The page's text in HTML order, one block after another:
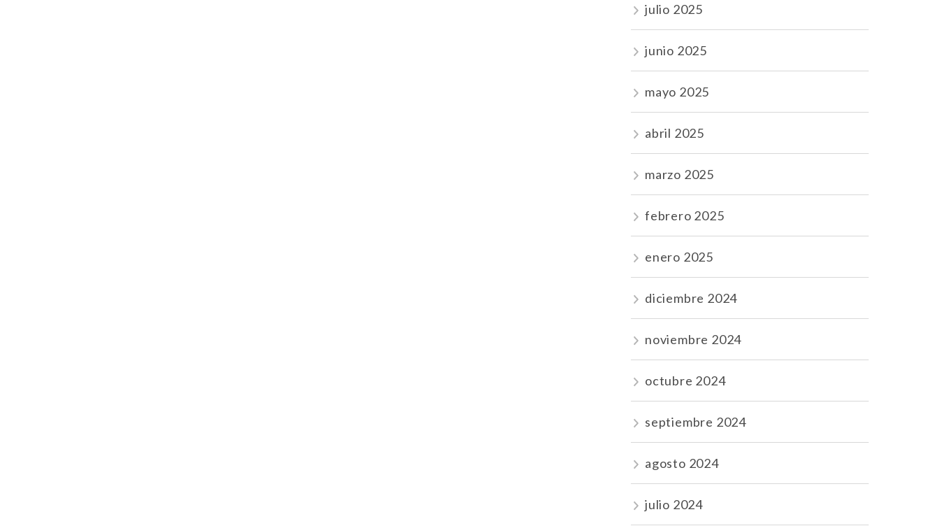
julio 2025
junio 2025
mayo 2025
abril 2025
marzo 2025
febrero 2025
enero 2025
diciembre 2024
noviembre 2024
octubre 2024
septiembre 2024
agosto 2024
julio 2024